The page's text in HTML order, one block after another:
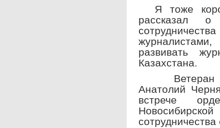
Я тоже
рассказал
развивать
Казахстана.
Ветеран
Анатолий
встрече